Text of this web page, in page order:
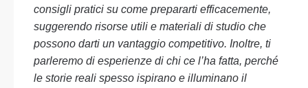
consigli pratici su come prepararti efficacemente,
suggerendo risorse utili e materiali di studio che
possono darti un vantaggio competitivo. Inoltre, ti
parleremo di esperienze di chi ce l’ha fatta, perché
le storie reali spesso ispirano e illuminano il